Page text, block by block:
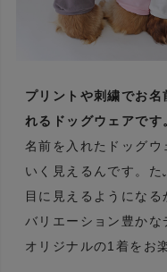
プリントや刺繍でお
れるドッグウェアです
名前を入れたドッグ
いく見えるんです。
目に見えるようになる
バリエーション豊か
オリジナルの1着をお